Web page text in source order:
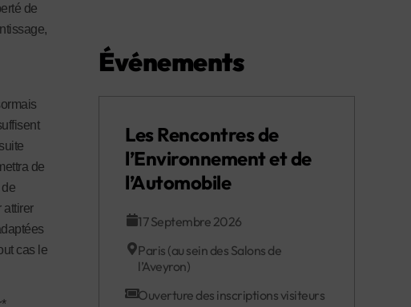
de
de
attirer
cas le
Événements
Les Rencontres de
l’Environnement et de
l’Automobile
17 Septembre 2026
Paris (au sein des Salons de
l’Aveyron)
Ouverture des inscriptions visiteurs